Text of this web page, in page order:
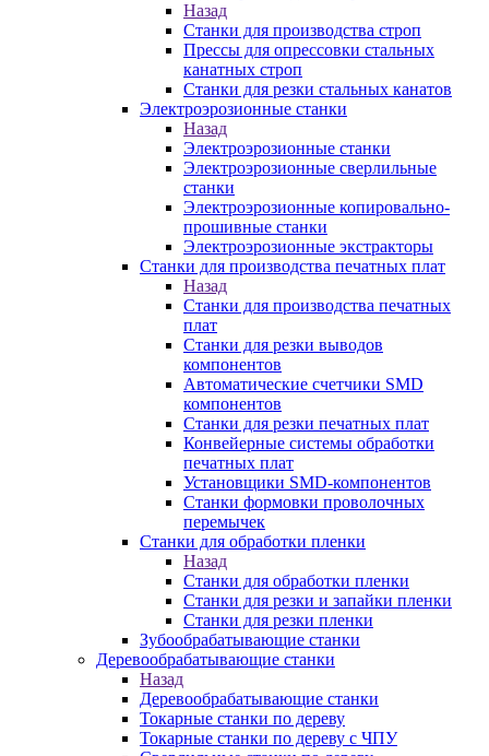
Назад
Станки для производства строп
Прессы для опрессовки стальных
канатных строп
Станки для резки стальных канатов
Электроэрозионные станки
Назад
Электроэрозионные станки
Электроэрозионные сверлильные
станки
Электроэрозионные копировально-
прошивные станки
Электроэрозионные экстракторы
Станки для производства печатных плат
Назад
Станки для производства печатных
плат
Станки для резки выводов
компонентов
Автоматические счетчики SMD
компонентов
Станки для резки печатных плат
Конвейерные системы обработки
печатных плат
Установщики SMD-компонентов
Станки формовки проволочных
перемычек
Станки для обработки пленки
Назад
Станки для обработки пленки
Станки для резки и запайки пленки
Станки для резки пленки
Зубообрабатывающие станки
Деревообрабатывающие станки
Назад
Деревообрабатывающие станки
Токарные станки по дереву
Токарные станки по дереву с ЧПУ